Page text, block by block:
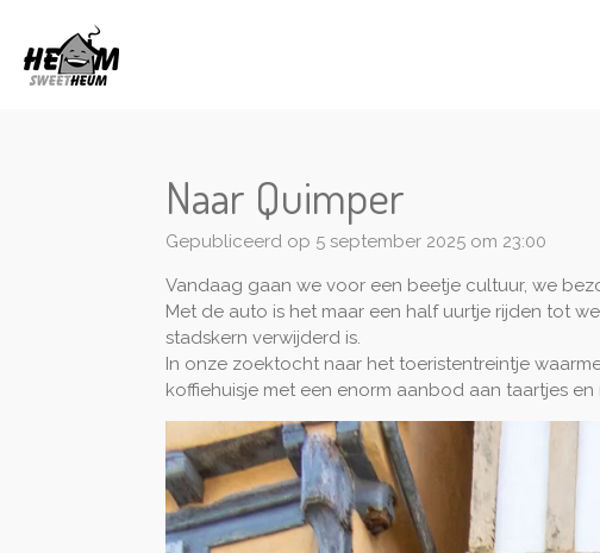
direct
naar
Naar Quimper
Gepubliceerd op 5 september 2025 om 23:00
Vandaag gaan we voor een beetje cultuur, we
Met de auto is het maar een half uurtje rijden tot
stadskern verwijderd is.
In onze zoektocht naar het toeristentreintje
koffiehuisje met een enorm aanbod aan taartjes